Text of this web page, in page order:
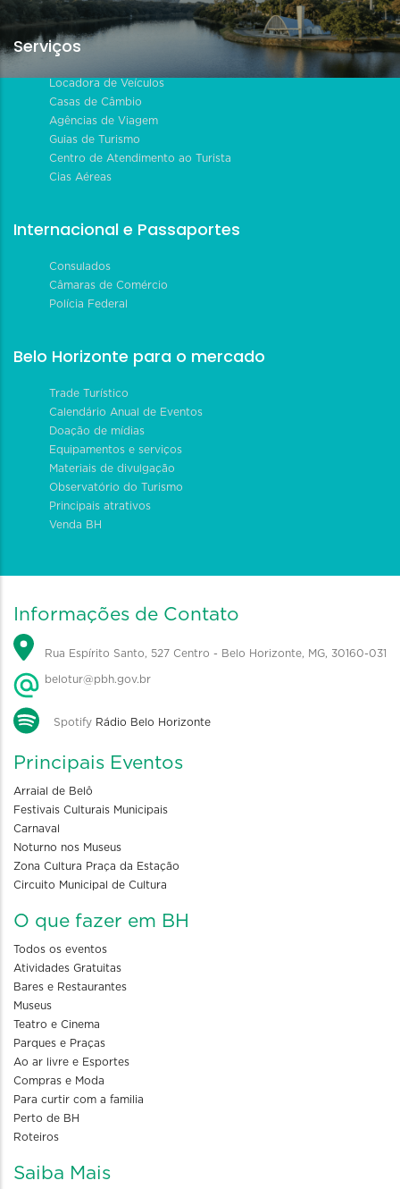
Serviços
Locadora de Veículos
Casas de Câmbio
Agências de Viagem
Guias de Turismo
Centro de Atendimento ao Turista
Cias Aéreas
Internacional e Passaportes
Consulados
Câmaras de Comércio
Polícia Federal
Belo Horizonte para o mercado
Trade Turístico
Calendário Anual de Eventos
Doação de mídias
Equipamentos e serviços
Materiais de divulgação
Observatório do Turismo
Principais atrativos
Venda BH
Informações de Contato
Rua Espírito Santo, 527 Centro - Belo Horizonte, MG, 30160-031
belotur@pbh.gov.br
Spotify Rádio Belo Horizonte
Principais Eventos
Arraial de Belô
Festivais Culturais Municipais
Carnaval
Noturno nos Museus
Zona Cultura Praça da Estação
Circuito Municipal de Cultura
O que fazer em BH
Todos os eventos
Atividades Gratuitas
Bares e Restaurantes
Museus
Teatro e Cinema
Parques e Praças
Ao ar livre e Esportes
Compras e Moda
Para curtir com a familia
Perto de BH
Roteiros
Saiba Mais